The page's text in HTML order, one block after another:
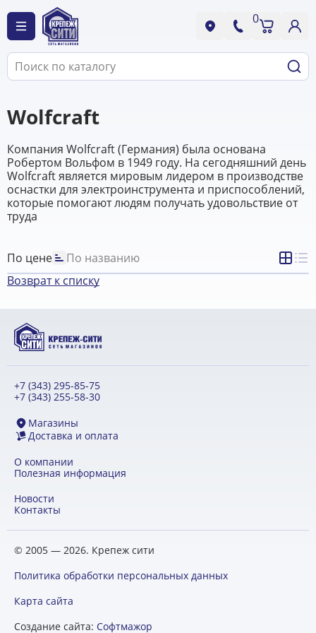
0
Wolfcraft
Компания Wolfcraft (Германия) была основана
Робертом Вольфом в 1949 году. На сегодняшний день
Wolfcraft является мировым лидером в производстве
оснастки для электроинструмента и приспособлений,
которые помогают людям получать удовольствие от
труда
По цене
По названию
Возврат к списку
+7 (343) 295-85-75
+7 (343) 255-58-30
Магазины
Доставка и оплата
О компании
Полезная информация
Новости
Контакты
© 2005 — 2026. Крепеж сити
Политика обработки персональных данных
Карта сайта
Создание сайта: Софтмажор